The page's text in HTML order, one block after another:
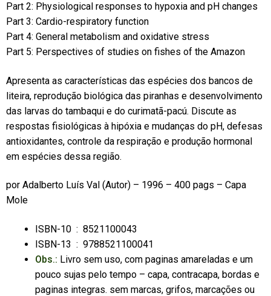
Part 2: Physiological responses to hypoxia and pH changes
Part 3: Cardio-respiratory function
Part 4: General metabolism and oxidative stress
Part 5: Perspectives of studies on fishes of the Amazon
Apresenta as características das espécies dos bancos de
liteira, reprodução biológica das piranhas e desenvolvimento
das larvas do tambaqui e do curimatã-pacú. Discute as
respostas fisiológicas à hipóxia e mudanças do pH, defesas
antioxidantes, controle da respiração e produção hormonal
em espécies dessa região.
por Adalberto Luís Val (Autor) – 1996 – 400 pags – Capa
Mole
ISBN-10 ‏ : ‎ 8521100043
ISBN-13 ‏ : ‎ 9788521100041
Obs.: Livro sem uso, com paginas amareladas e um
pouco sujas pelo tempo – capa, contracapa, bordas e
paginas integras. sem marcas, grifos, marcações ou